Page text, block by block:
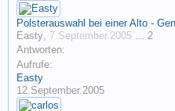
Polsterauswahl bei einer Alto -
Easty, 7.September.2005 ... 2
Antworten:
Aufrufe:
Easty
12.September.2005